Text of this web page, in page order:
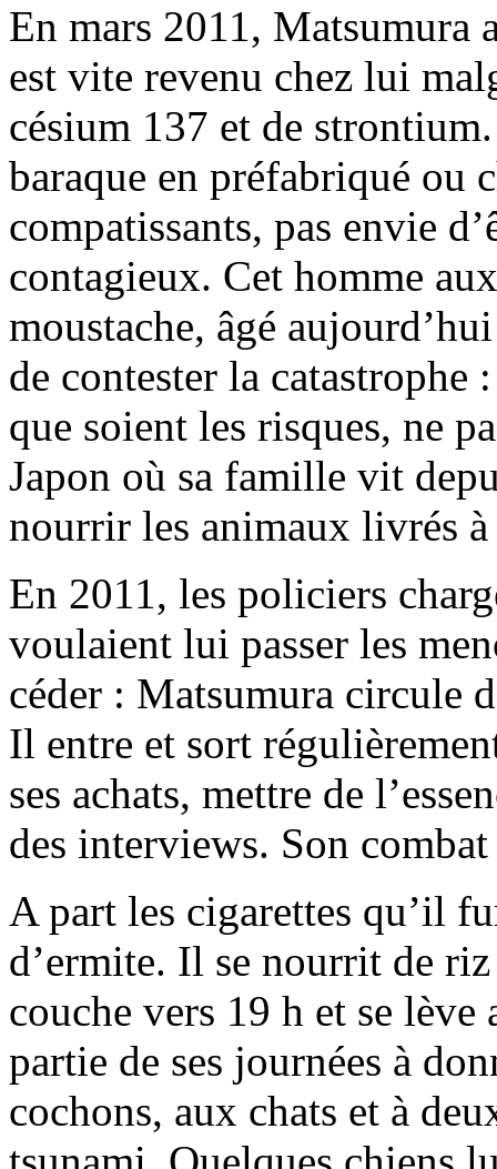
En mars 2011,
est vite revenu chez lui
césium 137 et de
baraque en préfabriqué ou
compatissants, pas envie
contagieux. Cet homme
moustache, âgé
de contester la catastrophe
que soient les risques, ne
Japon où sa famille vit
nourrir les animaux livrés
En 2011, les policiers
voulaient lui passer les
céder : Matsumura circule
Il entre et sort
ses achats, mettre de
des interviews. Son
A part les cigarettes qu’il
d’ermite. Il se nourrit de
couche vers 19 h et se
partie de ses journées à
cochons, aux chats et à